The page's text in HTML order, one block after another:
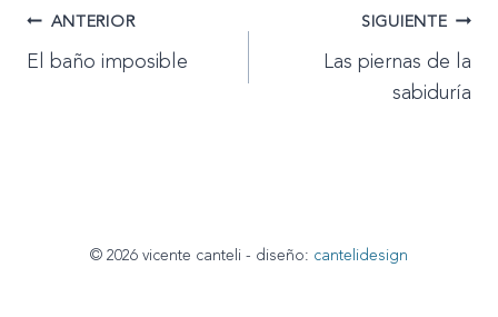
Navegación
de
ANTERIOR
El baño imposible
SIGUIENTE
Las piernas de la
sabiduría
© 2026 vicente canteli - diseño: cantelidesign